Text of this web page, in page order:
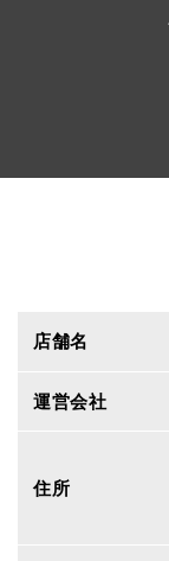
店舗名
運営会社
住所